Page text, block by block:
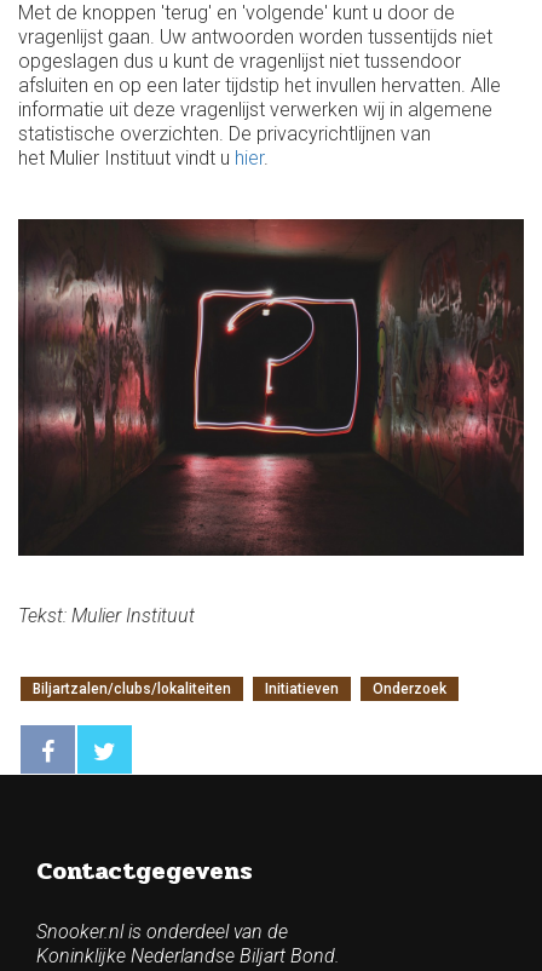
Met de knoppen 'terug' en 'volgende' kunt u door de
vragenlijst gaan. Uw antwoorden worden tussentijds niet
opgeslagen dus u kunt de vragenlijst niet tussendoor
afsluiten en op een later tijdstip het invullen hervatten. Alle
informatie uit deze vragenlijst verwerken wij in algemene
statistische overzichten. De privacyrichtlijnen van
het Mulier Instituut vindt u hier.
Tekst: Mulier Instituut
Biljartzalen/clubs/lokaliteiten Initiatieven Onderzoek
Contactgegevens
Snooker.nl is onderdeel van de
Koninklijke Nederlandse Biljart Bond.